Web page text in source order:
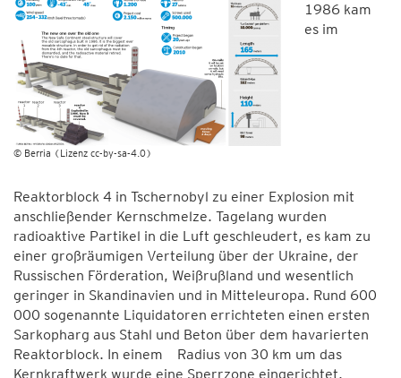
© Berria (Lizenz cc-by-sa-4.0)
1986 kam
es im
Reaktorblock 4 in Tschernobyl zu einer Explosion mit
anschließender Kernschmelze. Tagelang wurden
radioaktive Partikel in die Luft geschleudert, es kam zu
einer großräumigen Verteilung über der Ukraine, der
Russischen Förderation, Weißrußland und wesentlich
geringer in Skandinavien und in Mitteleuropa. Rund 600
000 sogenannte Liquidatoren errichteten einen ersten
Sarkopharg aus Stahl und Beton über dem havarierten
Reaktorblock. In einem Radius von 30 km um das
Kernkraftwerk wurde eine Sperrzone eingerichtet.